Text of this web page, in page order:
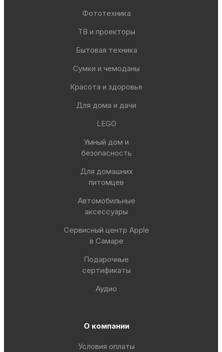
Фототехника
ТВ и проекторы
Бытовая техника
Сумки и чемоданы
Красота и здоровье
Для дома и дачи
LEGO
Умный дом и
безопасность
Для домашних
питомцев
Автомобильные
аксессуары
Сервисный центр Apple
в Самаре
Подарочные
сертификаты
Аудио
О компании
Условия оплаты